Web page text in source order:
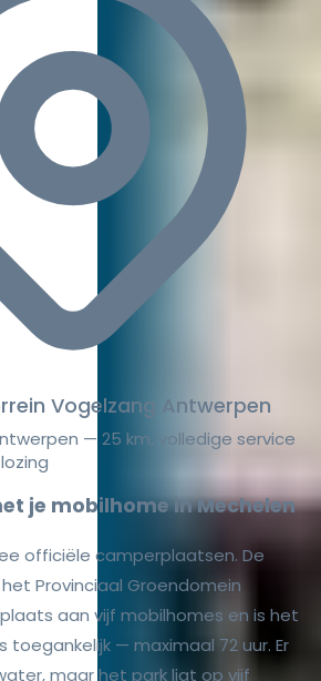
Vogelzang Antwerpen
— 25 km, volledige service
je mobilhome in Mechelen
officiële camperplaatsen. De
Provinciaal Groendomein
aan vijf mobilhomes en is het
toegankelijk — maximaal 72 uur. Er
maar het park ligt op vijf